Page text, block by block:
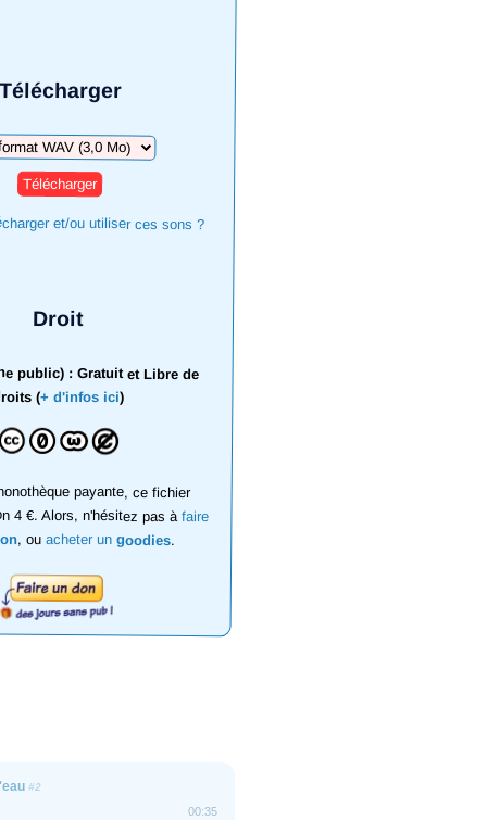
Télécharger
et/ou utiliser ces sons ?
Droit
public) : Gratuit et Libre de
(+ d'infos ici)
payante, ce fichier
4 €. Alors, n'hésitez pas àfaire
, ouacheter ungoodies.
#2
00:35